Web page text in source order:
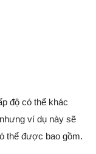
độ có thể khác
ví dụ này sẽ
thể được bao gồm.